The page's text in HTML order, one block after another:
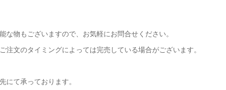
な物もございますので、お気軽にお問合せください。
注文のタイミングによっては完売している場合がございます。
にて承っております。